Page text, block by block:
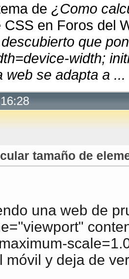
de ¿Como
CSS en Foros del
que
width;
web se adapta a ...
tamaño de
una web de
móvil y deja de